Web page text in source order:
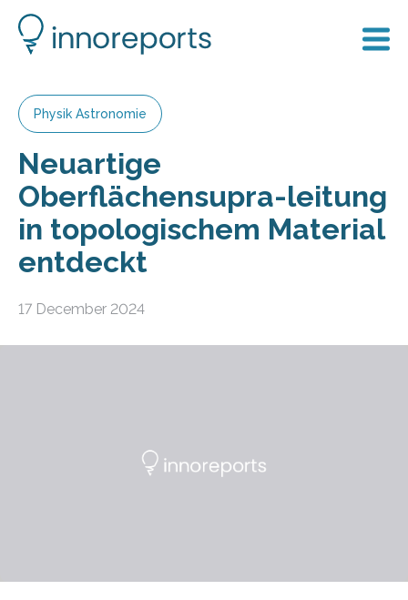
Physik Astronomie
Neuartige
Oberflächensupra-leitung
in topologischem Material
entdeckt
17 December 2024